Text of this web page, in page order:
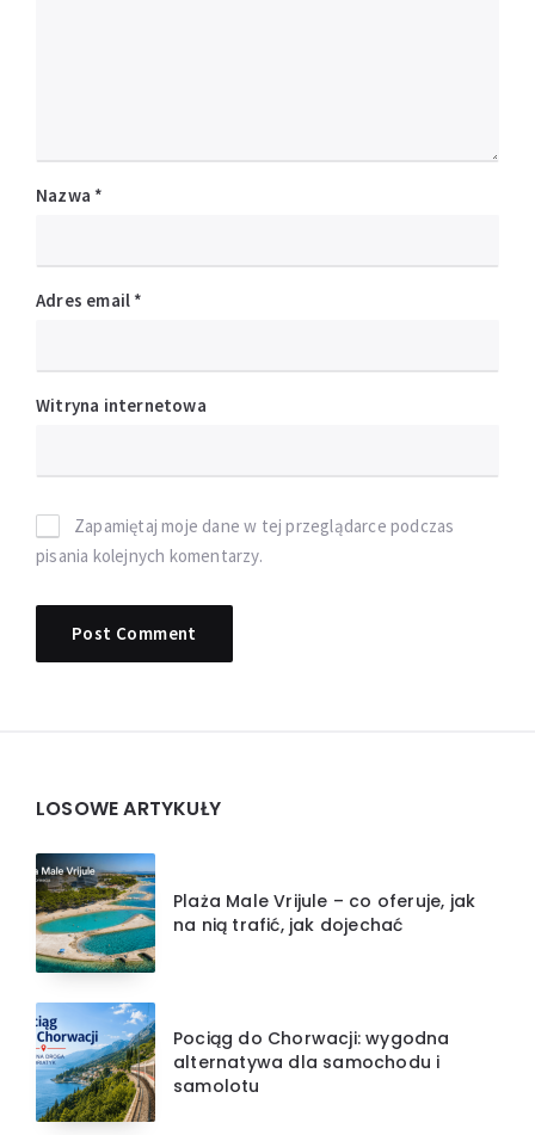
Nazwa *
Adres email *
Witryna internetowa
Zapamiętaj moje dane w tej przeglądarce podczas
pisania kolejnych komentarzy.
Widgets
LOSOWE ARTYKUŁY
Plaża Male Vrijule – co oferuje, jak
na nią trafić, jak dojechać
Pociąg do Chorwacji: wygodna
alternatywa dla samochodu i
samolotu